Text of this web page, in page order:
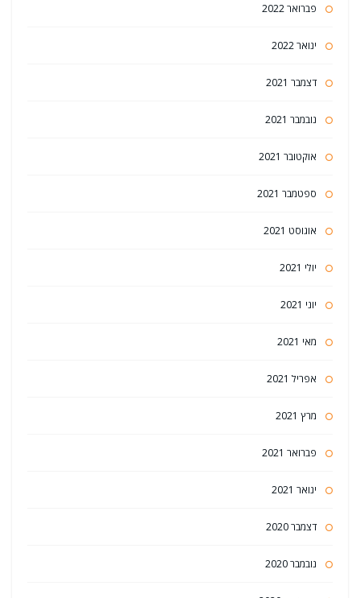
פברואר 2022
ינואר 2022
דצמבר 2021
נובמבר 2021
אוקטובר 2021
ספטמבר 2021
אוגוסט 2021
יולי 2021
יוני 2021
מאי 2021
אפריל 2021
מרץ 2021
פברואר 2021
ינואר 2021
דצמבר 2020
נובמבר 2020